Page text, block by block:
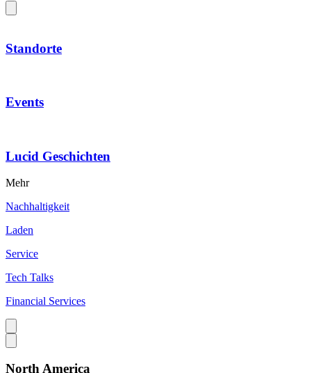
Standorte
Events
Lucid Geschichten
Mehr
Nachhaltigkeit
Laden
Service
Tech Talks
Financial Services
North America